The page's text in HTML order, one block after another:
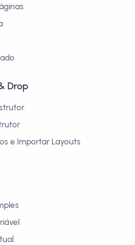
Drop
e Importar Layouts